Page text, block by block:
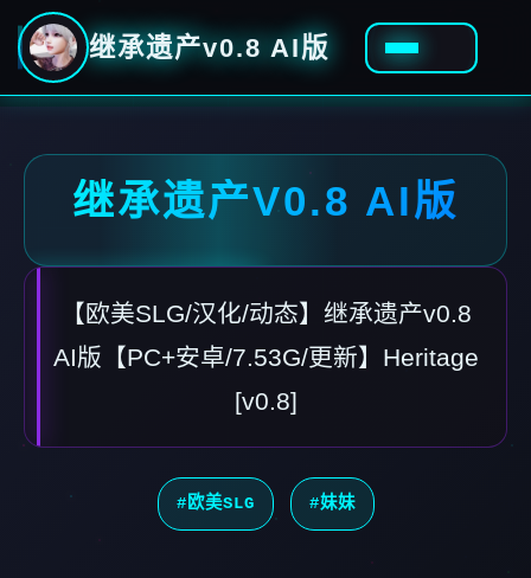
继承遗产v0.8 AI版
继承遗产V0.8 AI版
【欧美SLG/汉化/动态】继承遗产v0.8
AI版【PC+安卓/7.53G/更新】Heritage
[v0.8]
#欧美SLG #妹妹